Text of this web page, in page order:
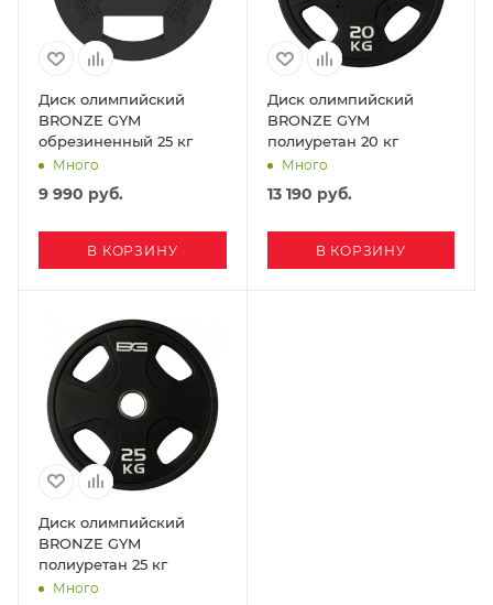
Диск олимпийский
BRONZE GYM
обрезиненный 25 кг
Много
9 990 руб.
В КОРЗИНУ
Диск олимпийский
BRONZE GYM
полиуретан 20 кг
Много
13 190 руб.
В КОРЗИНУ
Диск олимпийский
BRONZE GYM
полиуретан 25 кг
Много